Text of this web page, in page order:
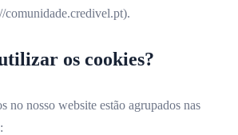
comunidade.credivel.pt).
os cookies?
no nosso website estão agrupados nas